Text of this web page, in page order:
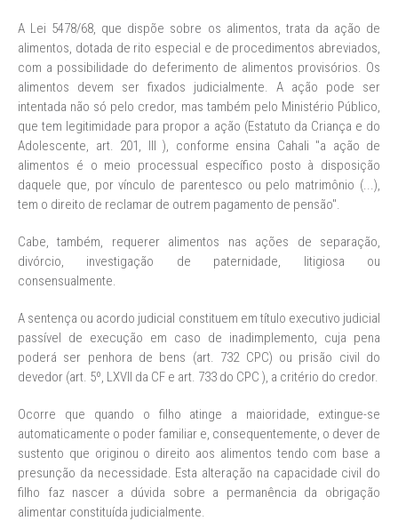
A Lei 5478/68, que dispõe sobre os alimentos, trata da ação de
alimentos, dotada de rito especial e de procedimentos abreviados,
com a possibilidade do deferimento de alimentos provisórios. Os
alimentos devem ser fixados judicialmente. A ação pode ser
intentada não só pelo credor, mas também pelo Ministério Público,
que tem legitimidade para propor a ação (Estatuto da Criança e do
Adolescente, art. 201, III ), conforme ensina Cahali "a ação de
alimentos é o meio processual específico posto à disposição
daquele que, por vínculo de parentesco ou pelo matrimônio (...),
tem o direito de reclamar de outrem pagamento de pensão".
Cabe, também, requerer alimentos nas ações de separação,
divórcio, investigação de paternidade, litigiosa ou
consensualmente.
A sentença ou acordo judicial constituem em título executivo judicial
passível de execução em caso de inadimplemento, cuja pena
poderá ser penhora de bens (art. 732 CPC) ou prisão civil do
devedor (art. 5º, LXVII da CF e art. 733 do CPC ), a critério do credor.
Ocorre que quando o filho atinge a maioridade, extingue-se
automaticamente o poder familiar e, consequentemente, o dever de
sustento que originou o direito aos alimentos tendo com base a
presunção da necessidade. Esta alteração na capacidade civil do
filho faz nascer a dúvida sobre a permanência da obrigação
alimentar constituída judicialmente.